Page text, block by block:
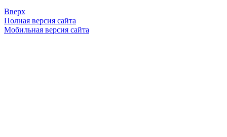
Вверх
Полная версия сайта
Мобильная версия сайта